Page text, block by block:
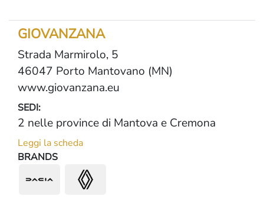
GIOVANZANA
Strada Marmirolo, 5
46047 Porto Mantovano (MN)
www.giovanzana.eu
SEDI:
2 nelle province di Mantova e Cremona
Leggi la scheda
BRANDS